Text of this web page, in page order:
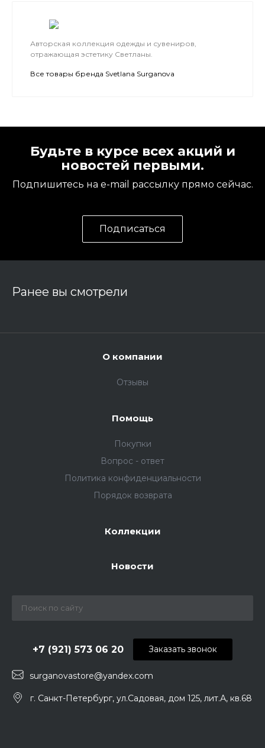
Авторская коллекция одежды и сувениров,
отражающая эстетику Светланы.
Все товары бренда Svetlana Surganova
Будьте в курсе всех акций и
новостей первыми.
Подпишитесь на e-mail рассылку прямо сейчас.
Подписаться
Ранее вы смотрели
О компании
Отзывы
Помощь
Покупки
Вопрос - ответ
Политика конфиденциальности
Порядок возврата
Коллекции
Новости
surganovastore@yandex.com
+7 (921) 573 06 20
г. Санкт-Петербург, ул.Садовая, дом 125, лит.А, кв.68
Заказать звонок